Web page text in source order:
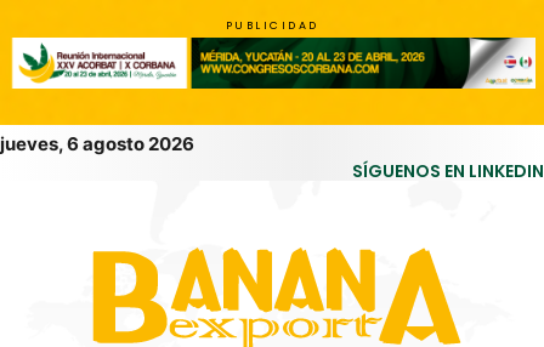
PUBLICIDAD
jueves, 6 agosto 2026
SÍGUENOS EN LINKEDIN